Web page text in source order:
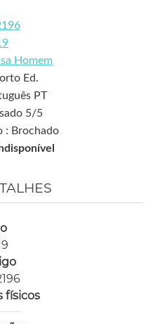
Homem
Ed.
PT
5/5
: Brochado
físicos